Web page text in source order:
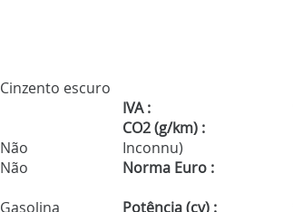
Cinzento escuro
IVA :
Não
CO2 (g/km) :
Inconnu)
Não Norma Euro :
Gasolina Potência (cv) :